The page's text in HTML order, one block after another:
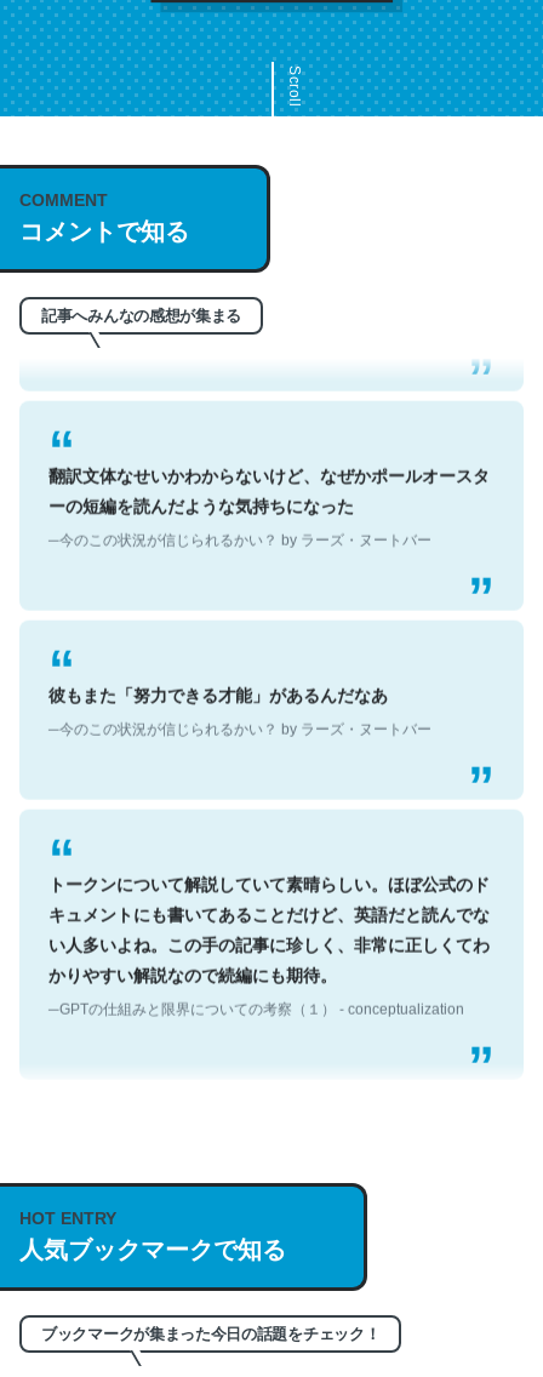
Scroll
COMMENT
コメントで知る
記事へみんなの感想が集まる
これは名文。彼はとてもクレバーなんだろうなと凄く思
う。英語少しでも読める人は原文もお勧め。自分はこの流
れ好き。Let’s Fucking Go. Then Covid hit. Shit.
─今のこの状況が信じられるかい？ by ラーズ・ヌートバー
翻訳文体なせいかわからないけど、なぜかポールオースタ
ーの短編を読んだような気持ちになった
彼もまた「努力できる才能」があるんだなあ
トークンについて解説していて素晴らしい。ほぼ公式のド
キュメントにも書いてあることだけど、英語だと読んでな
い人多いよね。この手の記事に珍しく、非常に正しくてわ
かりやすい解説なので続編にも期待。
─GPTの仕組みと限界についての考察（１） - conceptualization
説してる記事が少ないので貴重な良記事。/続編来た
https://isobe324649.hatenablog.com/entry/2023/03/27
/064121
─GPTの仕組みと限界についての考察（１） - conceptualization
HOT ENTRY
人気ブックマークで知る
ブックマークが集まった今日の話題をチェック！